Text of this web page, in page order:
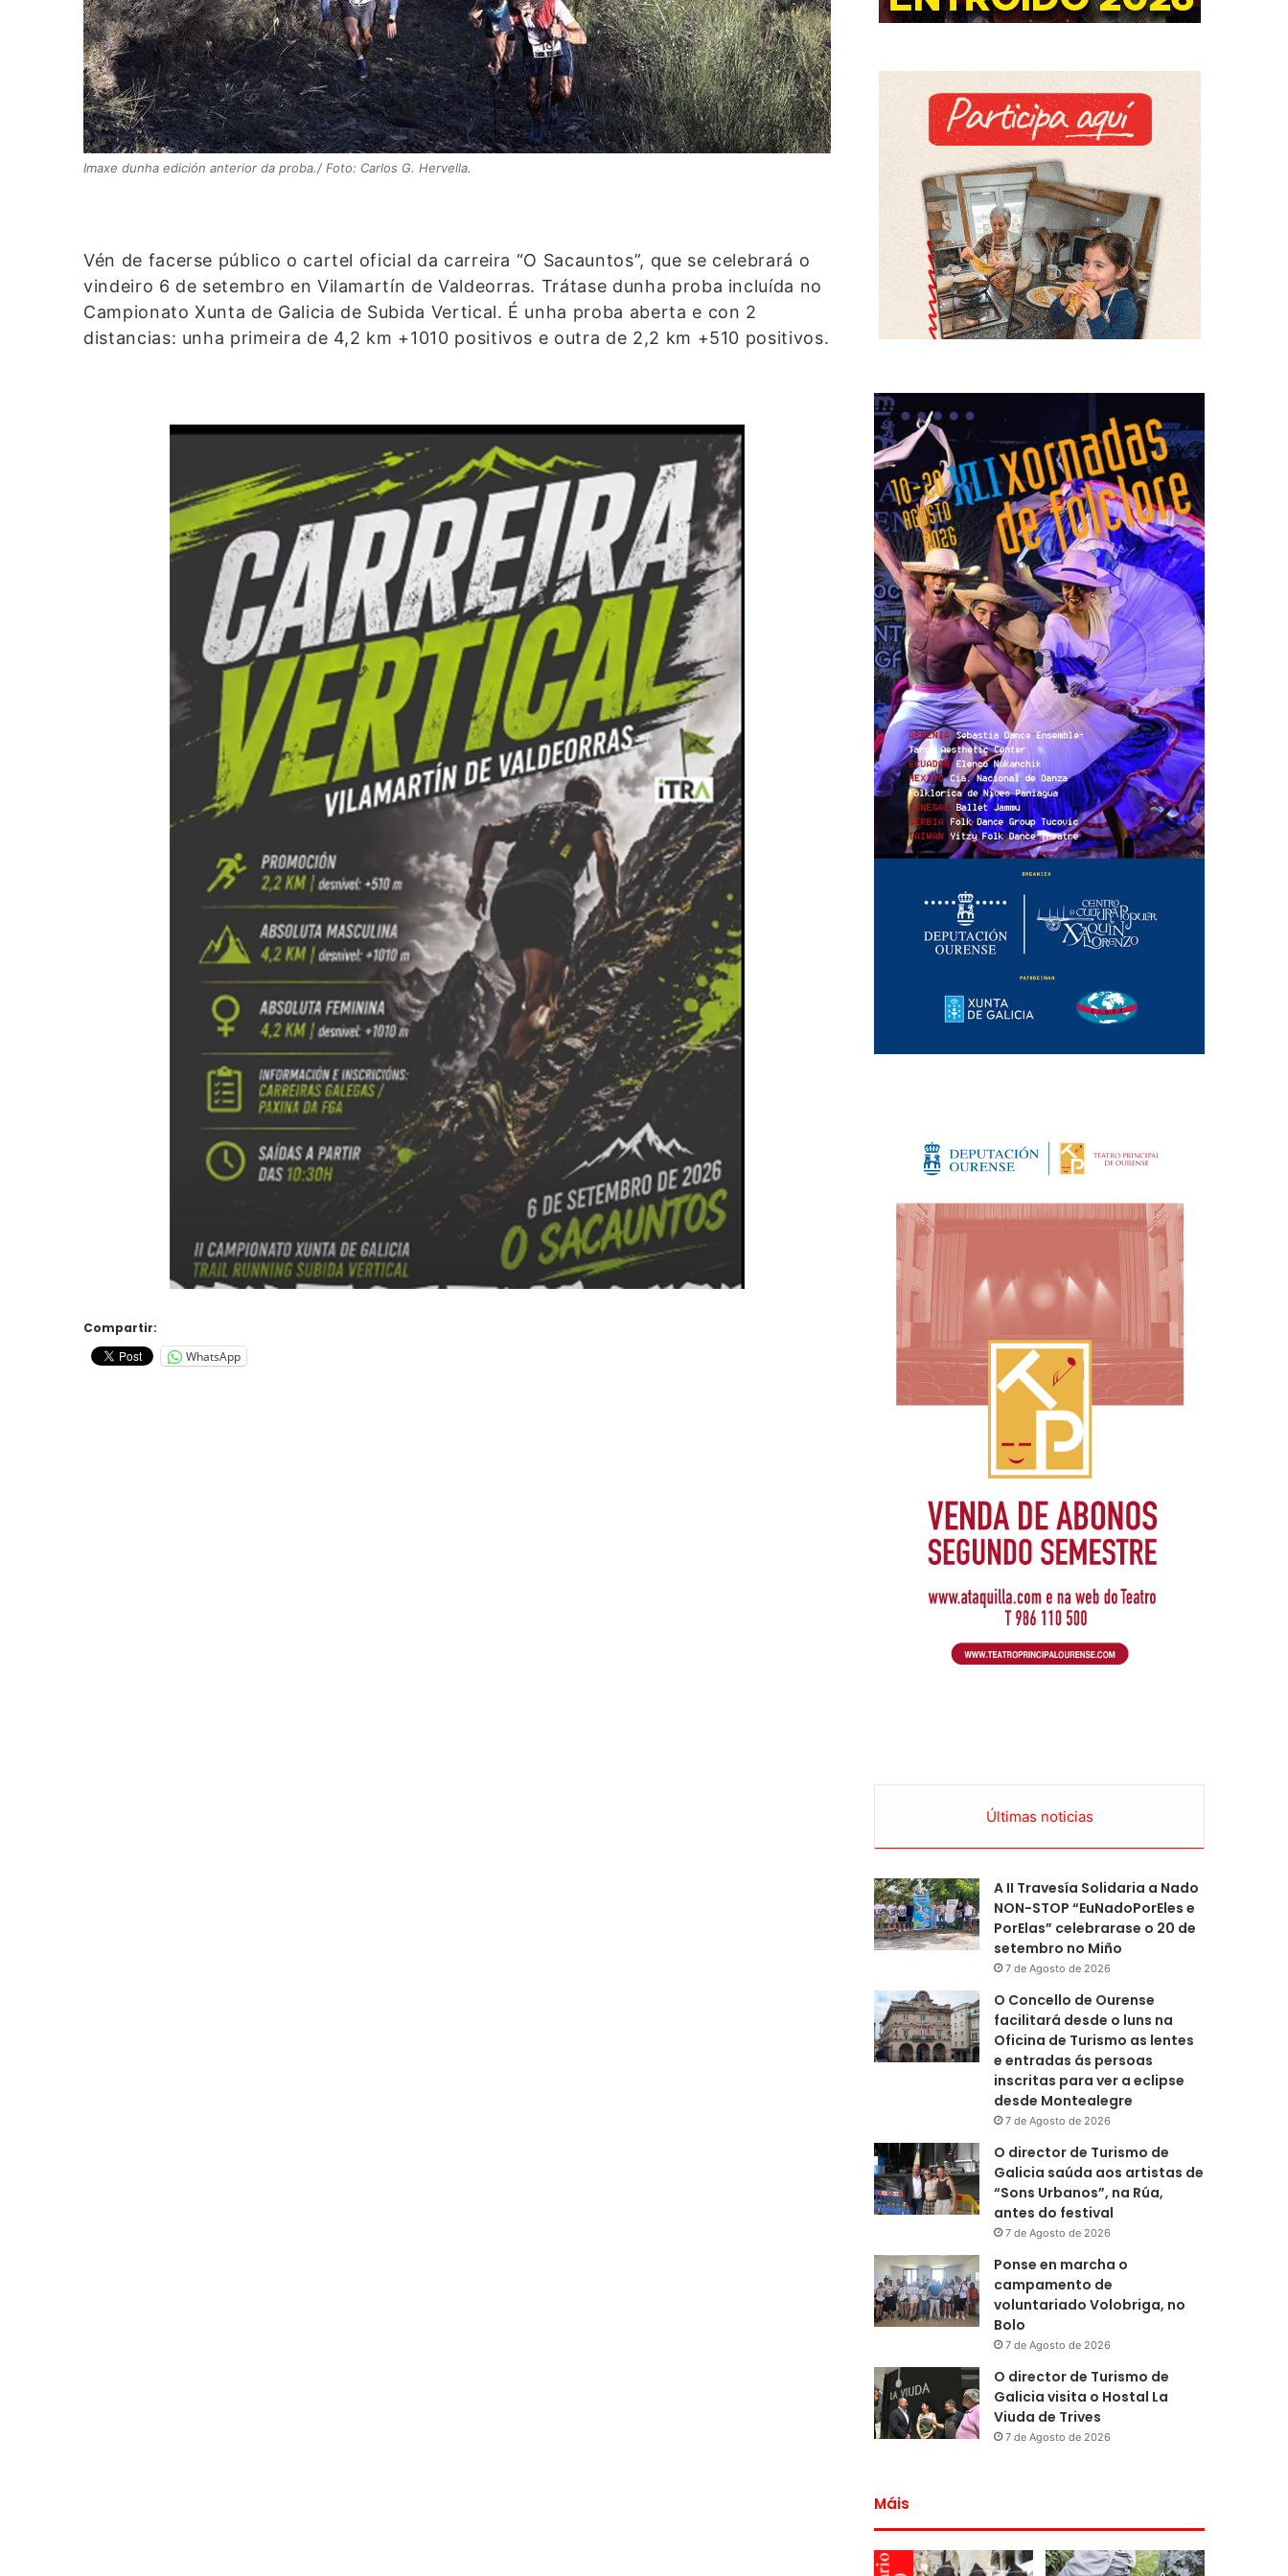
Imaxe dunha edición anterior da proba./ Foto: Carlos G. Hervella.
Vén de facerse público o cartel oficial da carreira “O Sacauntos”, que se celebrará o
vindeiro 6 de setembro en Vilamartín de Valdeorras. Trátase dunha proba incluída no
Campionato Xunta de Galicia de Subida Vertical. É unha proba aberta e con 2
distancias: unha primeira de 4,2 km +1010 positivos e outra de 2,2 km +510 positivos.
Compartir:
WhatsApp
Últimas noticias
A II Travesía Solidaria a Nado
NON-STOP “EuNadoPorEles e
PorElas” celebrarase o 20 de
setembro no Miño
7 de Agosto de 2026
O Concello de Ourense
facilitará desde o luns na
Oficina de Turismo as lentes
e entradas ás persoas
inscritas para ver a eclipse
desde Montealegre
7 de Agosto de 2026
O director de Turismo de
Galicia saúda aos artistas de
“Sons Urbanos”, na Rúa,
antes do festival
7 de Agosto de 2026
Ponse en marcha o
campamento de
voluntariado Volobriga, no
Bolo
7 de Agosto de 2026
O director de Turismo de
Galicia visita o Hostal La
Viuda de Trives
7 de Agosto de 2026
Máis